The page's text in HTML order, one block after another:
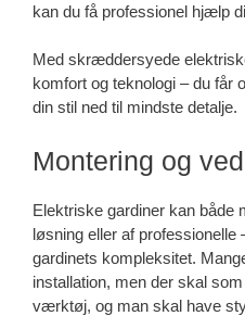
kan du få professionel hjælp
Med skræddersyede
komfort og teknologi – du får
din stil ned til mindste detalje.
Montering og
Elektriske gardiner kan både
løsning eller af
gardinets kompleksitet.
installation, men der skal
værktøj, og man skal have